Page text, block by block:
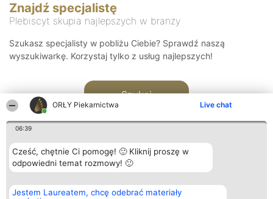
ORŁY Piekarnictwa Live chat
06:39
Cześć, chętnie Ci pomogę! 🙂 Kliknij proszę w
odpowiedni temat rozmowy! 🙂
Jestem Laureatem, chcę odebrać materiały
Znajdź specjalistę
Plebiscyt skupia najlepszych w branży
Szukasz specjalisty w pobliżu Ciebie? Sprawdź naszą
wyszukiwarkę. Korzystaj tylko z usług najlepszych!
Szukaj
Organizator plebiscytu
Bright Side Solutions sp. z o.
Plebiscyt
Laureaci
Kontakt
Kontakt